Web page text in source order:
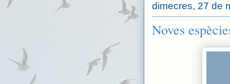
dimecres, 27 de
Noves